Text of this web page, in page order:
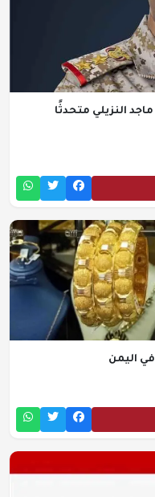
النزيلي متحدثًا